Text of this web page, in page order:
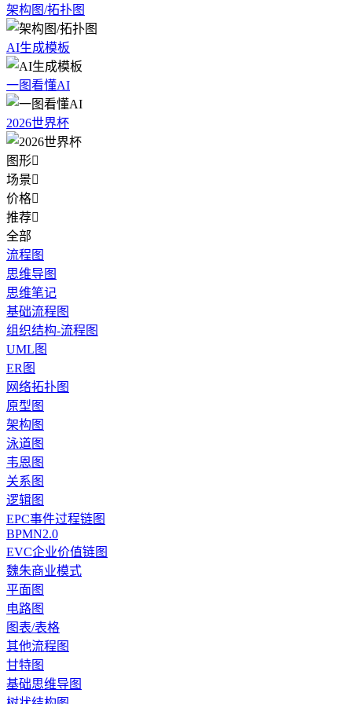
架构图/拓扑图
AI生成模板
一图看懂AI
2026世界杯
图形
场景
价格
推荐
全部
流程图
思维导图
思维笔记
基础流程图
组织结构-流程图
UML图
ER图
网络拓扑图
原型图
架构图
泳道图
韦恩图
关系图
逻辑图
EPC事件过程链图
BPMN2.0
EVC企业价值链图
魏朱商业模式
平面图
电路图
图表/表格
其他流程图
甘特图
基础思维导图